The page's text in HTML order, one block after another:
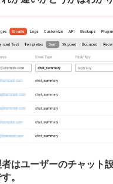
はユーザーのチャット
。